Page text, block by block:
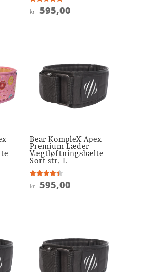
Vurderet
4.9
kr. 595,00
Bear KompleX Apex
Premium Læder
Vægtløftningsbælte
Sort str. L
Vurderet
4.4
kr. 595,00